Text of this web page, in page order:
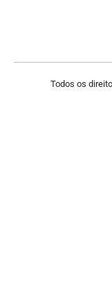
Todos os